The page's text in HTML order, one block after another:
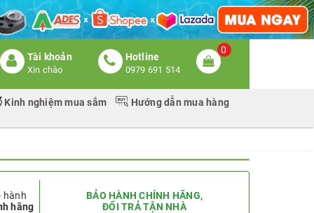
Tài khoản
Xin chào
Hotline
0979 691 514
0
Kinh nghiệm mua sắm Hướng dẫn mua hàng
hành
hãng
BẢO HÀNH CHÍNH HÃNG,
ĐỔI TRẢ TẬN NHÀ